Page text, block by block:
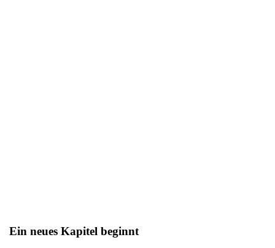
Ein neues Kapitel beginnt